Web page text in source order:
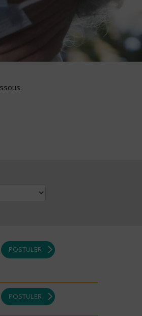
POSTULER
POSTULER